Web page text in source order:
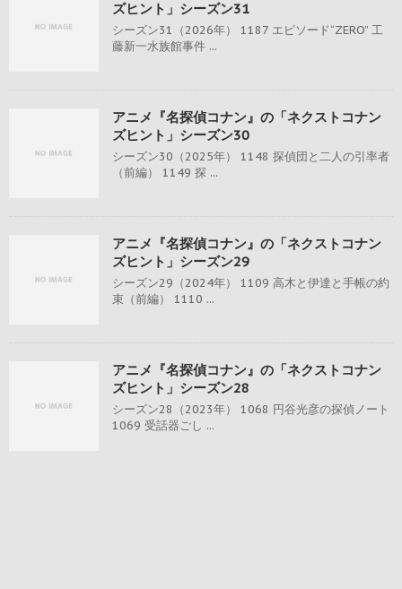
ズヒント」シーズン31
シーズン31（2026年） 1187 エピソード“ZERO” 工
藤新一水族館事件 ...
アニメ『名探偵コナン』の「ネクストコナン
ズヒント」シーズン30
シーズン30（2025年） 1148 探偵団と二人の引率者
（前編） 1149 探 ...
アニメ『名探偵コナン』の「ネクストコナン
ズヒント」シーズン29
シーズン29（2024年） 1109 高木と伊達と手帳の約
束（前編） 1110 ...
アニメ『名探偵コナン』の「ネクストコナン
ズヒント」シーズン28
シーズン28（2023年） 1068 円谷光彦の探偵ノート
1069 受話器ごし ...